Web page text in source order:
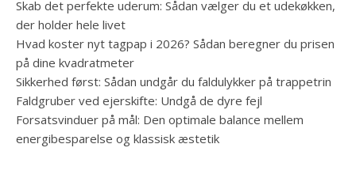
Skab det perfekte uderum: Sådan vælger du et udekøkken,
der holder hele livet
Hvad koster nyt tagpap i 2026? Sådan beregner du prisen
på dine kvadratmeter
Sikkerhed først: Sådan undgår du faldulykker på trappetrin
Faldgruber ved ejerskifte: Undgå de dyre fejl
Forsatsvinduer på mål: Den optimale balance mellem
energibesparelse og klassisk æstetik